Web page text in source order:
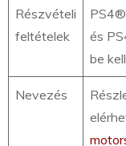
Részvételi
feltételek
és
be
Nevezés